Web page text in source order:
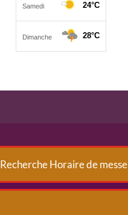
Recherche Horaire de messe